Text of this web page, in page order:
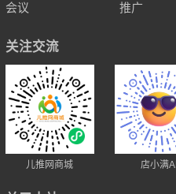
会议
推广
关注交流
儿推网商城 店小满AI